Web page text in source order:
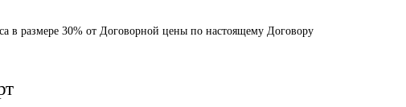
в размере 30% от Договорной цены по настоящему Договору